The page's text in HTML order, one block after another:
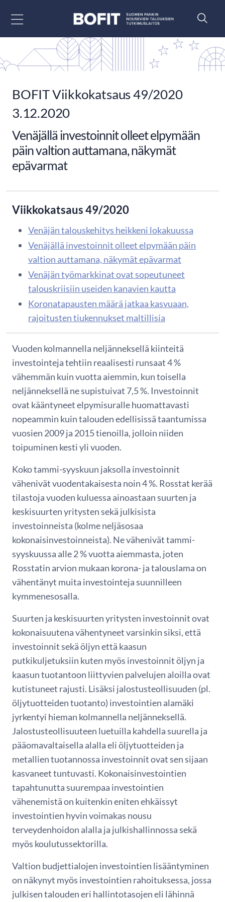
BOFIT Viikkokatsaus 49/2020
3.12.2020
Venäjällä investoinnit olleet elpymään
päin valtion auttamana, näkymät
epävarmat
Viikkokatsaus 49/2020
Venäjän talouskehitys heikkeni lokakuussa
Venäjällä investoinnit olleet elpymään päin
valtion auttamana, näkymät epävarmat
Venäjän työmarkkinat ovat sopeutuneet
talouskriisiin useiden kanavien kautta
Koronatapausten määrä jatkaa kasvuaan,
rajoitusten tiukennukset maltillisia
Vuoden kolmannella neljänneksellä kiinteitä
investointeja tehtiin reaalisesti runsaat 4 %
vähemmän kuin vuotta aiemmin, kun toisella
neljänneksellä ne supistuivat 7,5 %. Investoinnit
ovat kääntyneet elpymisuralle huomattavasti
nopeammin kuin talouden edellisissä taantumissa
vuosien 2009 ja 2015 tienoilla, jolloin niiden
toipuminen kesti yli vuoden.
Koko tammi-syyskuun jaksolla investoinnit
vähenivät vuodentakaisesta noin 4 %. Rosstat kerää
tilastoja vuoden kuluessa ainoastaan suurten ja
keskisuurten yritysten sekä julkisista
investoinneista (kolme neljäsosaa
kokonaisinvestoinneista). Ne vähenivät tammi-
syyskuussa alle 2 % vuotta aiemmasta, joten
Rosstatin arvion mukaan korona- ja talouslama on
vähentänyt muita investointeja suunnilleen
kymmenesosalla.
Suurten ja keskisuurten yritysten investoinnit ovat
kokonaisuutena vähentyneet varsinkin siksi, että
investoinnit sekä öljyn että kaasun
putkikuljetuksiin kuten myös investoinnit öljyn ja
kaasun tuotantoon liittyvien palvelujen aloilla ovat
kutistuneet rajusti. Lisäksi jalostusteollisuuden (pl.
öljytuotteiden tuotanto) investointien alamäki
jyrkentyi hieman kolmannella neljänneksellä.
Jalostusteollisuuteen luetuilla kahdella suurella ja
pääomavaltaisella alalla eli öljytuotteiden ja
metallien tuotannossa investoinnit ovat sen sijaan
kasvaneet tuntuvasti. Kokonaisinvestointien
tapahtunutta suurempaa investointien
vähenemistä on kuitenkin eniten ehkäissyt
investointien hyvin voimakas nousu
terveydenhoidon alalla ja julkishallinnossa sekä
myös koulutussektorilla.
Valtion budjettialojen investointien lisääntyminen
on näkynyt myös investointien rahoituksessa, jossa
julkisen talouden eri hallintotasojen eli lähinnä